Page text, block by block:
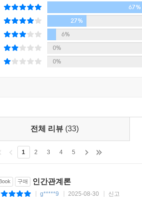
67%
27%
6%
0%
0%
전체 리뷰 (33)
1 2 3 4 5
구매 인간관계론
g*****9 2025-08-30 신고